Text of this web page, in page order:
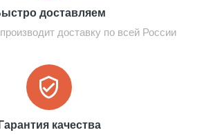
доставляем
доставку по всей России
Гарантия качества